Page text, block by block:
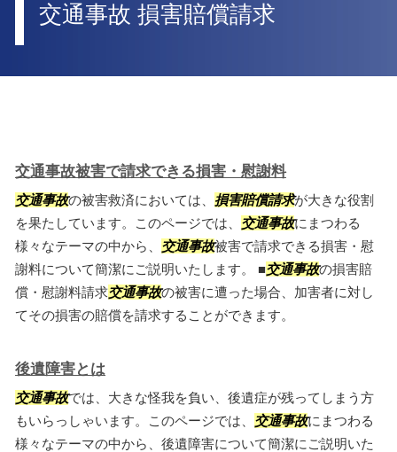
交通事故 損害賠償請求
交通事故被害で請求できる損害・慰謝料
交通事故の被害救済においては、 損害賠償請求が大きな役割
を果たしています。このページでは、 交通事故にまつわる
様々なテーマの中から、 交通事故被害で請求できる損害・慰
謝料について簡潔にご説明いたします。 ■交通事故の損害賠
償・慰謝料請求交通事故の被害に遭った場合、加害者に対し
てその損害の賠償を請求することができます。
後遺障害とは
交通事故では、大きな怪我を負い、後遺症が残ってしまう方
もいらっしゃいます。このページでは、 交通事故にまつわる
様々なテーマの中から、後遺障害について簡潔にご説明いた